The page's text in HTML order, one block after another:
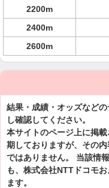
2200m
2400m
2600m
結果・成績・オッズなど
し確認してください。
本サイトのページ上に掲
期しておりますが、その
ではありません。 当該情
も、株式会社NTTドコモ
ます。